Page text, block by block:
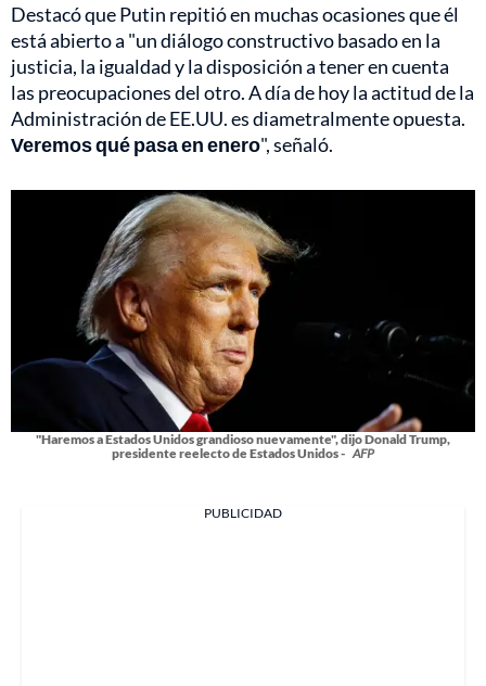
Destacó que Putin repitió en muchas ocasiones que él
está abierto a "un diálogo constructivo basado en la
justicia, la igualdad y la disposición a tener en cuenta
las preocupaciones del otro. A día de hoy la actitud de la
Administración de EE.UU. es diametralmente opuesta.
Veremos qué pasa en enero", señaló.
"Haremos a Estados Unidos grandioso nuevamente", dijo Donald Trump,
presidente reelecto de Estados Unidos - AFP
PUBLICIDAD